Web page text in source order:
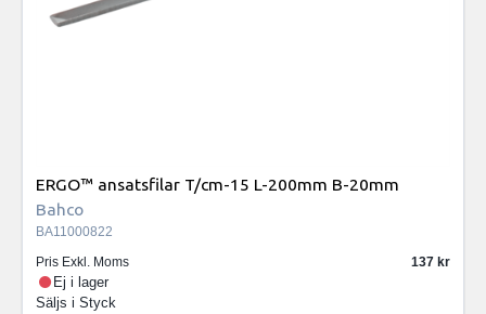
ERGO™ ansatsfilar T/cm-15 L-200mm B-20mm
Bahco
BA11000822
Pris Exkl. Moms
137
Ej i lager
Säljs i Styck